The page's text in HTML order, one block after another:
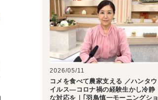
2026/05/11
コメを食べて農家支える ／ハンタウ
イルス―コロナ禍の経験生かし冷静
な対応を｜｢羽鳥慎一モーニングショ